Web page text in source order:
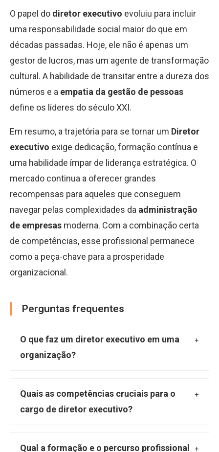
O papel do diretor executivo evoluiu para incluir
uma responsabilidade social maior do que em
décadas passadas. Hoje, ele não é apenas um
gestor de lucros, mas um agente de transformação
cultural. A habilidade de transitar entre a dureza dos
números e a empatia da gestão de pessoas
define os líderes do século XXI.
Em resumo, a trajetória para se tornar um Diretor
executivo exige dedicação, formação contínua e
uma habilidade ímpar de liderança estratégica. O
mercado continua a oferecer grandes
recompensas para aqueles que conseguem
navegar pelas complexidades da administração
de empresas moderna. Com a combinação certa
de competências, esse profissional permanece
como a peça-chave para a prosperidade
organizacional.
Perguntas frequentes
O que faz um diretor executivo em uma
organização?
organização. Ele é responsável por definir a
estratégia e as metas de longo prazo,
equipes, gerenciar recursos e representar a
Quais as competências cruciais para o
cargo de diretor executivo?
Qual a formação e o percurso profissional